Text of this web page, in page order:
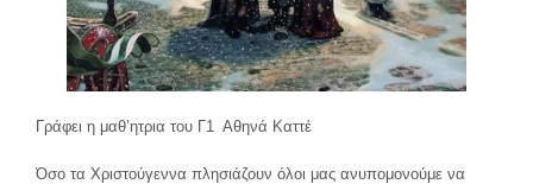
Γράφει η μαθ’ητρια του Γ1 Αθηνά Καττέ
Όσο τα Χριστούγεννα πλησιάζουν όλοι μας ανυπομονούμε να